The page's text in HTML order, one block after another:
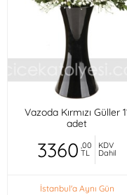
Vazoda Kırmızı Güller
adet
3360 ,00
TL
KDV
Dahil
İstanbul'a Aynı Gün